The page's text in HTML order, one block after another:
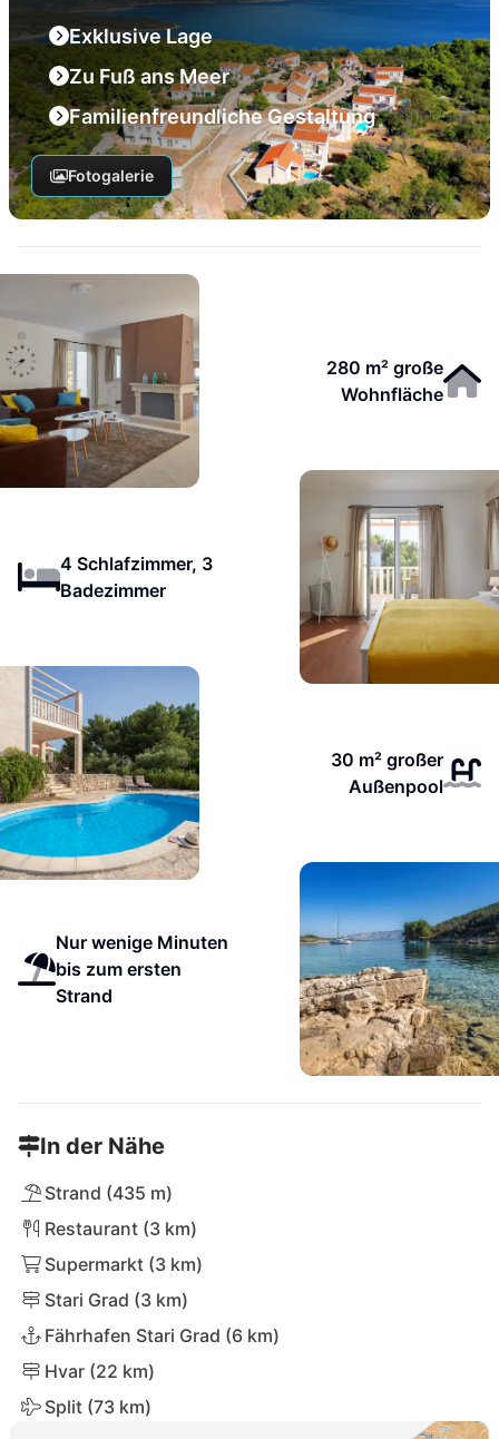
Exklusive Lage
Zu Fuß ans Meer
Familienfreundliche Gestaltung
Fotogalerie
280 m² große
Wohnfläche
4 Schlafzimmer, 3
Badezimmer
30 m² großer
Außenpool
Nur wenige Minuten
bis zum ersten
Strand
In der Nähe
Strand (435 m)
Restaurant (3 km)
Supermarkt (3 km)
Stari Grad (3 km)
Fährhafen Stari Grad (6 km)
Hvar (22 km)
Split (73 km)